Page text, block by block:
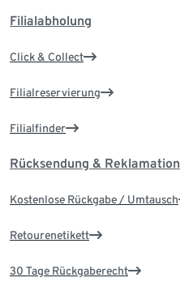
Filialabholung
Click & Collect
Filialreservierung
Filialfinder
Rücksendung & Reklamation
Kostenlose Rückgabe / Umtausch
Retourenetikett
30 Tage Rückgaberecht